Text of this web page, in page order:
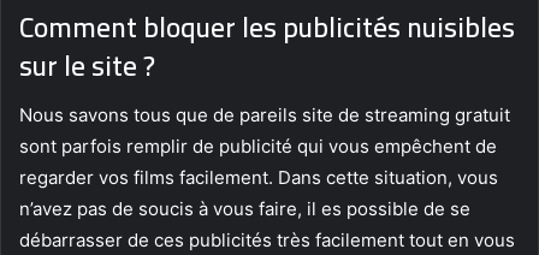
Comment bloquer les publicités nuisibles
sur le site ?
Nous savons tous que de pareils site de streaming gratuit
sont parfois remplir de publicité qui vous empêchent de
regarder vos films facilement. Dans cette situation, vous
n’avez pas de soucis à vous faire, il es possible de se
débarrasser de ces publicités très facilement tout en vous